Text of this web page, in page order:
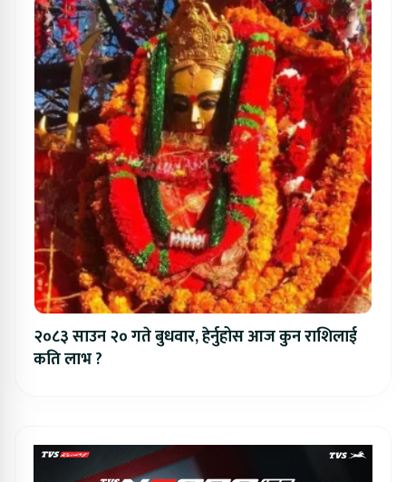
२०८३ साउन २० गते बुधवार, हेर्नुहोस आज कुन राशिलाई
कति लाभ ?